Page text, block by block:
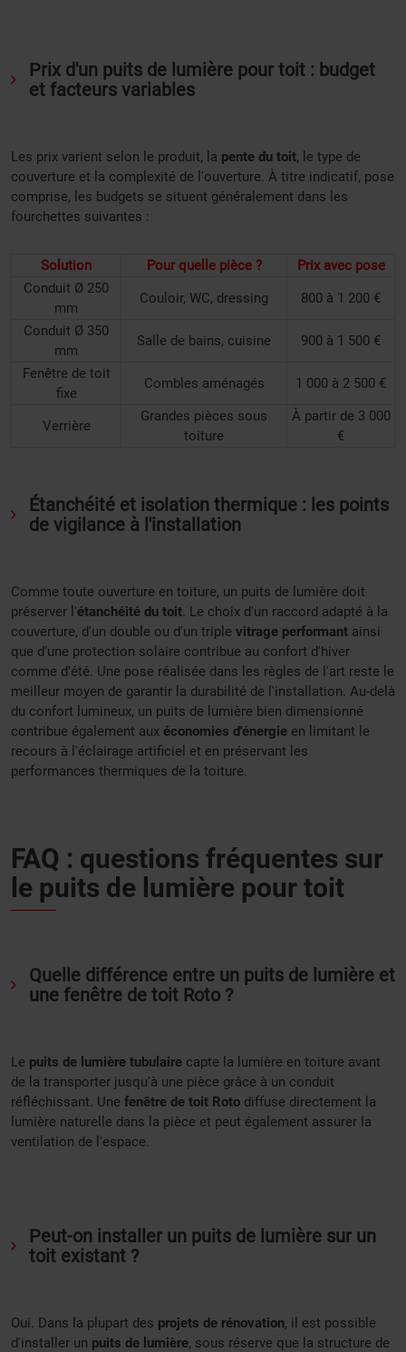
Prix d'un puits de lumière pour toit : budget
et facteurs variables
Les prix varient selon le produit, la pente du toit, le type de
couverture et la complexité de l'ouverture. À titre indicatif, pose
comprise, les budgets se situent généralement dans les
fourchettes suivantes :
Solution Pour quelle pièce ?
Prix avec pose
Conduit Ø 250
mm
Couloir, WC, dressing
800 à 1 200 €
Conduit Ø 350
mm
Salle de bains, cuisine
900 à 1 500 €
Fenêtre de toit
fixe
Combles aménagés 1 000 à 2 500 €
Verrière
Grandes pièces sous
toiture
À partir de 3 000
€
Étanchéité et isolation thermique : les points
de vigilance à l'installation
Comme toute ouverture en toiture, un puits de lumière doit
préserver l'étanchéité du toit . Le choix d'un raccord adapté à la
couverture, d'un double ou d'un triple vitrage performant ainsi
que d'une protection solaire contribue au confort d'hiver
comme d'été. Une pose réalisée dans les règles de l'art reste le
meilleur moyen de garantir la durabilité de l'installation. Au-delà
du confort lumineux, un puits de lumière bien dimensionné
contribue également aux économies d'énergie en limitant le
recours à l'éclairage artificiel et en préservant les
performances thermiques de la toiture.
FAQ : questions fréquentes sur
le puits de lumière pour toit
Quelle différence entre un puits de lumière et
une fenêtre de toit Roto ?
Le puits de lumière tubulaire capte la lumière en toiture avant
de la transporter jusqu'à une pièce grâce à un conduit
réfléchissant. Une fenêtre de toit Roto diffuse directement la
lumière naturelle dans la pièce et peut également assurer la
ventilation de l'espace.
Peut-on installer un puits de lumière sur un
toit existant ?
Oui. Dans la plupart des projets de rénovation, il est possible
d'installer un puits de lumière, sous réserve que la structure de